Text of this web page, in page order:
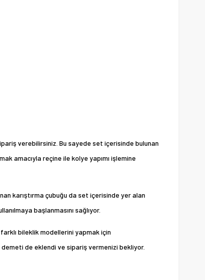
verebilirsiniz. Bu sayede set içerisinde bulunan
amacıyla reçine ile kolye yapımı işlemine
karıştırma çubuğu da set içerisinde yer alan
başlanmasını sağlıyor.
bileklik modellerini yapmak için
de eklendi ve sipariş vermenizi bekliyor.